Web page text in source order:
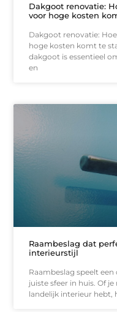
Dakgoot renovatie:
voor hoge kosten
Dakgoot renovatie:
hoge kosten komt te
dakgoot is essentieel
en
Raambeslag dat
interieurstijl
Raambeslag speelt
juiste sfeer in huis. Of
landelijk interieur hebt,